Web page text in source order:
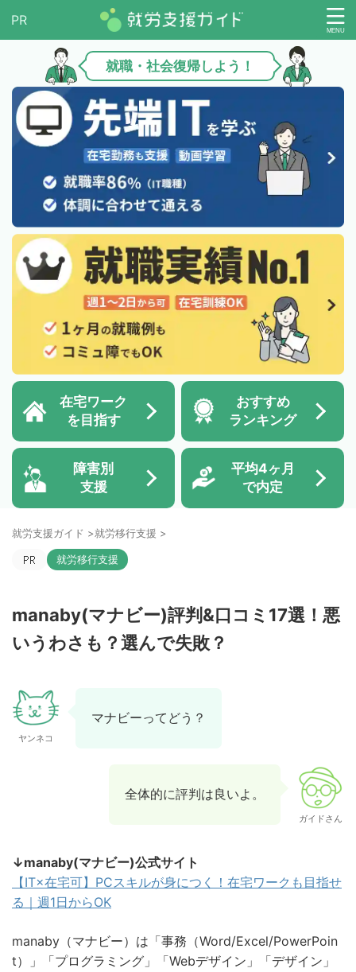
就職・社会復帰しよう！
在宅ワーク
を目指す
おすすめ
ランキング
障害別
支援
平均4ヶ月
で内定
就労支援ガイド >就労移行支援 >
就労移行支援
manaby(マナビー)評判&口コミ17選！悪
いうわさも？選んで失敗？
ヤンネコ
マナビーってどう？
全体的に評判は良いよ。
ガイドさん
↓manaby(マナビー)公式サイト
【IT×在宅可】PCスキルが身につく！在宅ワークも目指せ
る｜週1日からOK
manaby（マナビー）は「事務（Word/Excel/PowerPoin
t）」「プログラミング」「Webデザイン」「デザイン」